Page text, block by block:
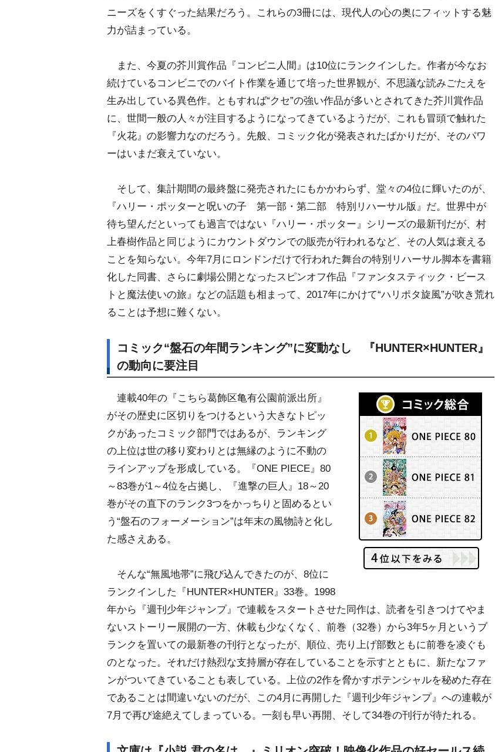
ニーズをくすぐった結果だろう。これらの3冊には、現代人の心の奥にフィットする魅
力が詰まっている。
また、今夏の芥川賞作品『コンビニ人間』は10位にランクインした。作者が今なお
続けているコンビニでのバイト作業を通じて培った世界観が、不思議な読みごたえを
生み出している異色作。ともすれば“クセ”の強い作品が多いとされてきた芥川賞作品
に、世間一般の人々が注目するようになってきているようだが、これも冒頭で触れた
『火花』の影響力なのだろう。先般、コミック化が発表されたばかりだが、そのパワ
ーはいまだ衰えていない。
そして、集計期間の最終盤に発売されたにもかかわらず、堂々の4位に輝いたのが、
『ハリー・ポッターと呪いの子 第一部・第二部 特別リハーサル版』だ。世界中が
待ち望んだといっても過言ではない『ハリー・ポッター』シリーズの最新刊だが、村
上春樹作品と同じようにカウントダウンでの販売が行われるなど、その人気は衰える
ことを知らない。今年7月にロンドンだけで行われた舞台の特別リハーサル脚本を書籍
化した同書、さらに劇場公開となったスピンオフ作品『ファンタスティック・ビース
トと魔法使いの旅』などの話題も相まって、2017年にかけて“ハリポタ旋風”が吹き荒れ
ることは予想に難くない。
コミック“盤石の年間ランキング”に変動なし 『HUNTER×HUNTER』
の動向に要注目
連載40年の『こちら葛飾区亀有公園前派出所』
がその歴史に区切りをつけるという大きなトピッ
クがあったコミック部門ではあるが、ランキング
の上位は世の移り変わりとは無縁のように不動の
ラインアップを形成している。『ONE PIECE』80
～83巻が1～4位を占拠し、『進撃の巨人』18～20
巻がその直下のランク3つをかっちりと固めるとい
う“盤石のフォーメーション”は年末の風物詩と化し
た感さえある。
そんな“無風地帯”に飛び込んできたのが、8位に
ランクインした『HUNTER×HUNTER』33巻。1998
年から『週刊少年ジャンプ』で連載をスタートさせた同作は、読者を引きつけてやま
ないストーリー展開の一方、休載も少なくなく、前巻（32巻）から3年5ヶ月というブ
ランクを置いての最新巻の刊行となったが、順位、売り上げ部数ともに前巻を凌ぐも
のとなった。それだけ熱烈な支持層が存在していることを示すとともに、新たなファ
ンがついてきていることも表している。上位の2作を脅かすポテンシャルを秘めた存在
であることは間違いないのだが、この4月に再開した『週刊少年ジャンプ』への連載が
7月で再び途絶えてしまっている。一刻も早い再開、そして34巻の刊行が待たれる。